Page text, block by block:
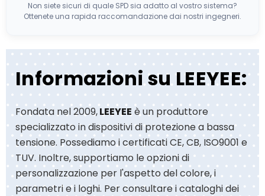
Non siete sicuri di quale SPD sia adatto al vostro sistema?
Ottenete una rapida raccomandazione dai nostri ingegneri.
Informazioni su LEEYEE:
Fondata nel 2009,LEEYEEè un produttore
specializzato in dispositivi di protezione a bassa
tensione. Possediamo i certificati CE, CB, ISO9001 e
TUV. Inoltre, supportiamo le opzioni di
personalizzazione per l'aspetto del colore, i
parametri e i loghi. Per consultare i cataloghi dei